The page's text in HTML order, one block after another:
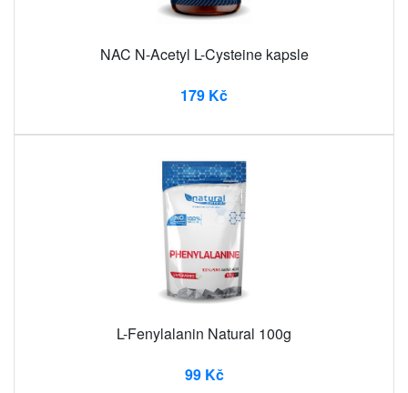
NAC N-Acetyl L-Cysteine ​​kapsle
179 Kč
L-Fenylalanin Natural 100g
99 Kč